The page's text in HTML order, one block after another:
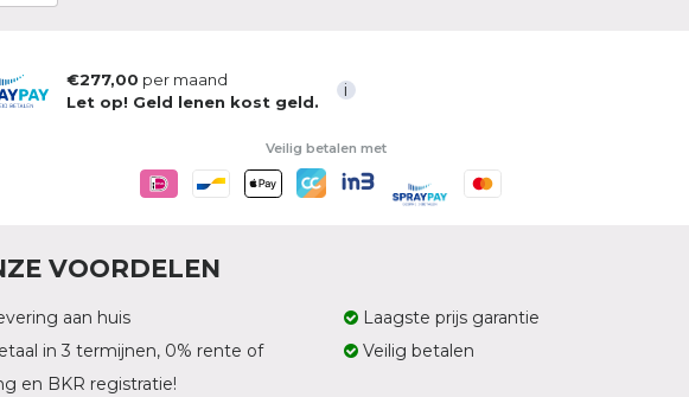
€277,00 per maand
Let op! Geld lenen kost geld.
i
Veilig betalen met
VOORDELEN
aan huis
in 3 termijnen, 0% rente of
en BKR registratie!
Laagste prijs garantie
Veilig betalen